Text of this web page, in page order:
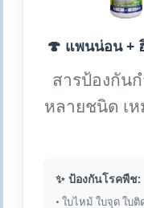
🍄 แพนน่อน +
สารป้องกัน
หลายชนิด เ
✨ ป้องกันโรคพืช:
• ใบไหม้ ใบจุด ใบติ